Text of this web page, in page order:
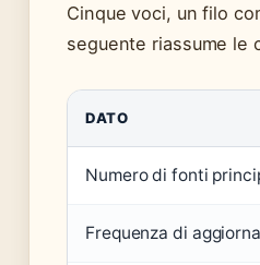
Cinque voci, un filo
seguente riassume le
DATO
Numero di fonti
Frequenza di